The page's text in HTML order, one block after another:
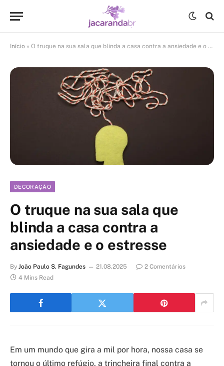
Início » O truque na sua sala que blinda a casa contra a ansiedade e o estresse
DECORAÇÃO
O truque na sua sala que
blinda a casa contra a
ansiedade e o estresse
By João Paulo S. Fagundes 21.08.2025
2 Comentários
4 Mins Read
Em um mundo que gira a mil por hora, nossa casa se
tornou o último refúgio, a trincheira final contra a